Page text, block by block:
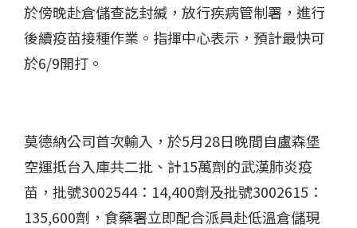
於傍晚赴倉儲查訖封緘，放行疾病管制署，進行
後續疫苗接種作業。指揮中心表示，預計最快可
於6/9開打。
莫德納公司首次輸入，於5月28日晚間自盧森堡
空運抵台入庫共二批、計15萬劑的武漢肺炎疫
苗，批號3002544：14,400劑及批號3002615：
135,600劑，食藥署立即配合派員赴低溫倉儲現